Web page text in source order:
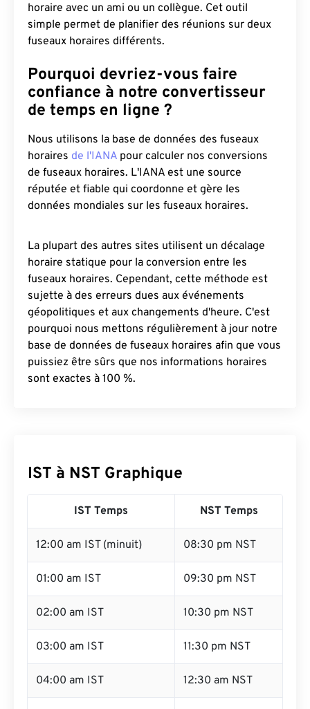
horaire avec un ami ou un collègue. Cet outil
simple permet de planifier des réunions sur deux
fuseaux horaires différents.
Pourquoi devriez-vous faire
confiance à notre convertisseur
de temps en ligne ?
Nous utilisons la base de données des fuseaux
horaires de l'IANA pour calculer nos conversions
de fuseaux horaires. L'IANA est une source
réputée et fiable qui coordonne et gère les
données mondiales sur les fuseaux horaires.
La plupart des autres sites utilisent un décalage
horaire statique pour la conversion entre les
fuseaux horaires. Cependant, cette méthode est
sujette à des erreurs dues aux événements
géopolitiques et aux changements d'heure. C'est
pourquoi nous mettons régulièrement à jour notre
base de données de fuseaux horaires afin que vous
puissiez être sûrs que nos informations horaires
sont exactes à 100 %.
IST à NST Graphique
IST Temps NST Temps
12:00 am IST (minuit) 08:30 pm NST
01:00 am IST 09:30 pm NST
02:00 am IST 10:30 pm NST
03:00 am IST 11:30 pm NST
04:00 am IST 12:30 am NST